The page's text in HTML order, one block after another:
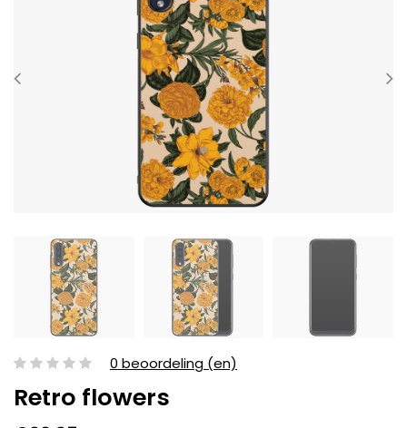
0 beoordeling (en)
Retro flowers